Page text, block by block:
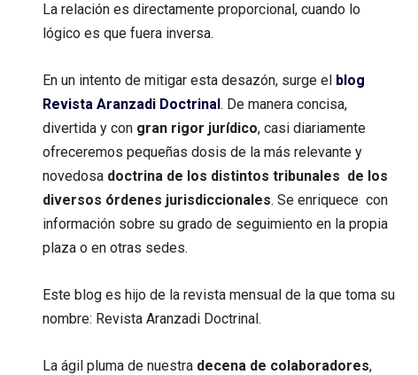
La relación es directamente proporcional, cuando lo
lógico es que fuera inversa.
En un intento de mitigar esta desazón, surge el blog
Revista Aranzadi Doctrinal. De manera concisa,
divertida y con gran rigor jurídico, casi diariamente
ofreceremos pequeñas dosis de la más relevante y
novedosa doctrina de los distintos tribunales de los
diversos órdenes jurisdiccionales. Se enriquece con
información sobre su grado de seguimiento en la propia
plaza o en otras sedes.
Este blog es hijo de la revista mensual de la que toma su
nombre: Revista Aranzadi Doctrinal.
La ágil pluma de nuestra decena de colaboradores,